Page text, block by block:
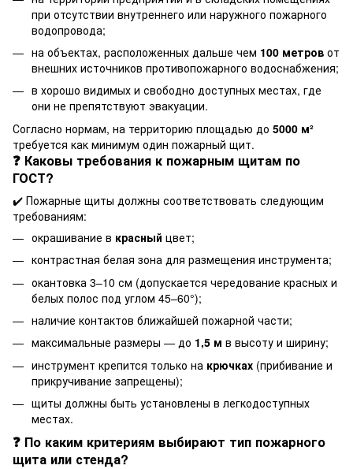
при отсутствии внутреннего или наружного пожарного
водопровода;
на объектах, расположенных дальше чем 100 метров от
внешних источников противопожарного водоснабжения;
в хорошо видимых и свободно доступных местах, где
они не препятствуют эвакуации.
Согласно нормам, на территорию площадью до 5000 м²
требуется как минимум один пожарный щит.
❓ Каковы требования к пожарным щитам по
ГОСТ?
✔️ Пожарные щиты должны соответствовать следующим
требованиям:
окрашивание в красный цвет;
контрастная белая зона для размещения инструмента;
окантовка 3–10 см (допускается чередование красных и
белых полос под углом 45–60°);
наличие контактов ближайшей пожарной части;
максимальные размеры — до 1,5 м в высоту и ширину;
инструмент крепится только на крючках (прибивание и
прикручивание запрещены);
щиты должны быть установлены в легкодоступных
местах.
❓ По каким критериям выбирают тип пожарного
щита или стенда?